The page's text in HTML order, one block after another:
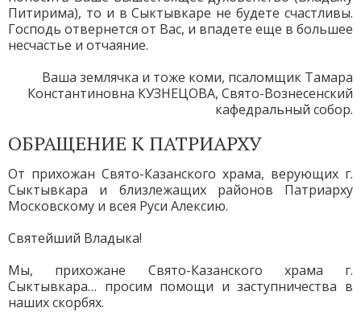
Питирима), то и в Сыктывкаре не будете счастливы.
Господь отвернется от Вас, и впадете еще в большее
несчастье и отчаяние.
Ваша землячка и тоже коми, псаломщик Тамара
Константиновна КУЗНЕЦОВА, Свято-Вознесенский
кафедральный собор.
ОБРАЩЕНИЕ К ПАТРИАРХУ
От прихожан Свято-Казанского храма, верующих г.
Сыктывкара и близлежащих районов Патриарху
Московскому и всея Руси Алексию.
Святейший Владыка!
Мы, прихожане Свято-Казанского храма г.
Сыктывкара… просим помощи и заступничества в
наших скорбях.